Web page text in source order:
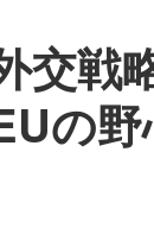
交
の